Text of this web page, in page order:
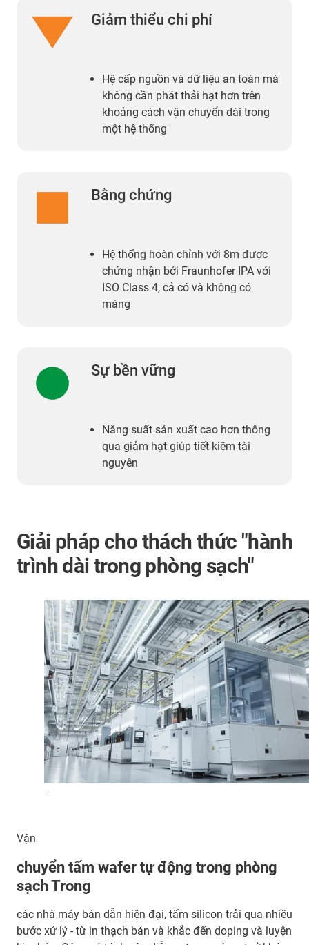
Giảm thiểu chi phí
Hệ cấp nguồn và dữ liệu an toàn mà
không cần phát thải hạt hơn trên
khoảng cách vận chuyển dài trong
một hệ thống
Bằng chứng
Hệ thống hoàn chỉnh với 8m được
chứng nhận bởi Fraunhofer IPA với
ISO Class 4, cả có và không có
máng
Sự bền vững
Năng suất sản xuất cao hơn thông
qua giảm hạt giúp tiết kiệm tài
nguyên
Giải pháp cho thách thức "hành
trình dài trong phòng sạch"
-
Vận
chuyển tấm wafer tự động trong phòng
sạch Trong
các nhà máy bán dẫn hiện đại, tấm silicon trải qua nhiều
bước xử lý - từ in thạch bản và khắc đến doping và luyện